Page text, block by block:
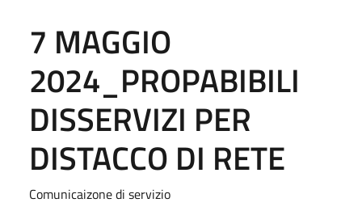
7 MAGGIO
2024_PROPABIBILI
DISSERVIZI PER
DISTACCO DI RETE
Comunicaizone di servizio